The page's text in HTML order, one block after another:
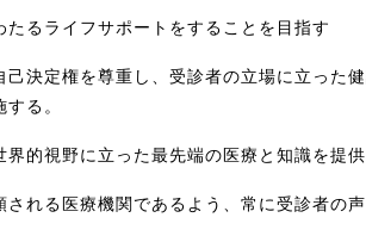
たるライフサポートをすることを目指す
己決定権を尊重し、受診者の立場に立った
る。
界的視野に立った最先端の医療と知識を提
される医療機関であるよう、常に受診者の